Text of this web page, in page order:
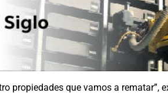
propiedades que vamos a rematar”,